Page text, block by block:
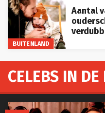
BUITENLAND
Aantal
CELEBS IN DE